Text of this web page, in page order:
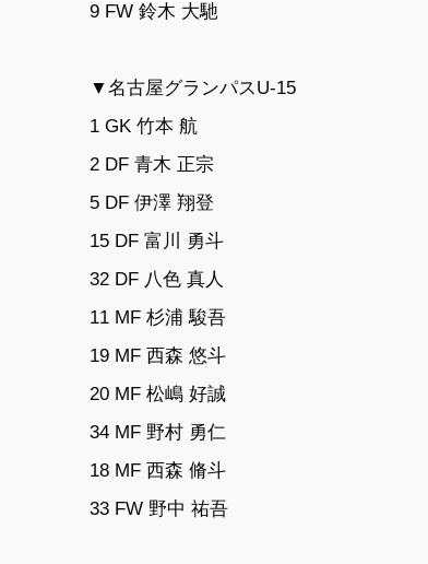
9 FW 鈴木 大馳
▼名古屋グランパスU-15
1 GK 竹本 航
2 DF 青木 正宗
5 DF 伊澤 翔登
15 DF 富川 勇斗
32 DF 八色 真人
11 MF 杉浦 駿吾
19 MF 西森 悠斗
20 MF 松嶋 好誠
34 MF 野村 勇仁
18 MF 西森 脩斗
33 FW 野中 祐吾